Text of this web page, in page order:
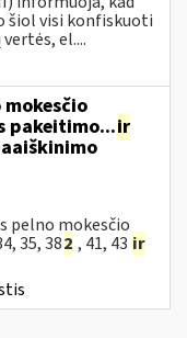
šiol visi konfiskuoti
el....
mokesčio
pakeitimo...ir
pelno mokesčio
35, 382 , 41, 43 ir